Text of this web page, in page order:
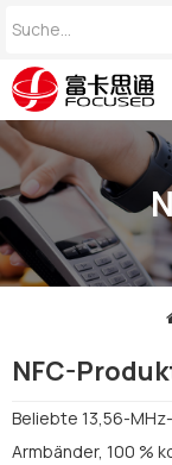
NFC-
Beliebte 13,56-
Armbänder, 100 %